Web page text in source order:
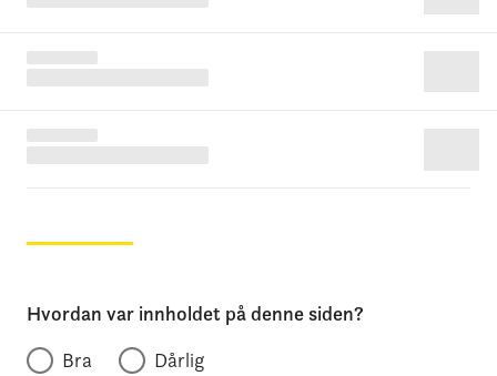
Hvordan var innholdet på denne siden?
Bra
Dårlig